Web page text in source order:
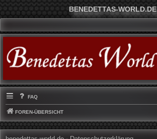
BENEDETTAS-WORLD.DE
FAQ
FOREN-ÜBERSICHT